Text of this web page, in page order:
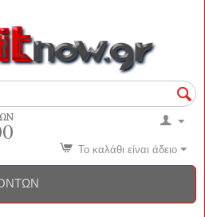
Το καλάθι είναι άδειο